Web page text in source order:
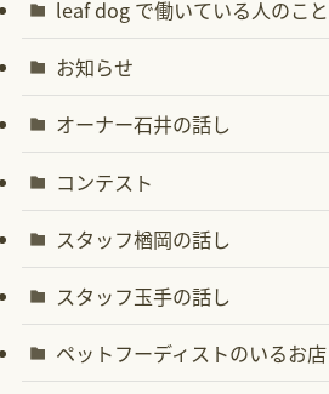
leaf dog で働いている人のこと
お知らせ
オーナー石井の話し
コンテスト
スタッフ楢岡の話し
スタッフ玉手の話し
ペットフーディストのいるお店